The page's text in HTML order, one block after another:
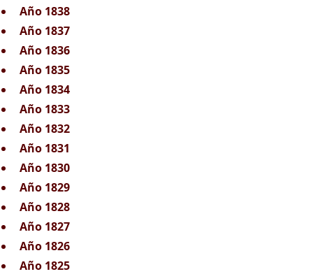
Año 1838
Año 1837
Año 1836
Año 1835
Año 1834
Año 1833
Año 1832
Año 1831
Año 1830
Año 1829
Año 1828
Año 1827
Año 1826
Año 1825